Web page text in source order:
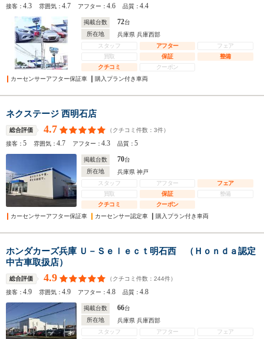
接客：4.3 雰囲気：4.7 アフター：4.6 品質：4.4
掲載台数 72台
所在地
兵庫県 兵庫西部
スタッフ
アフター
フェア
買取
保証
整備
クチコミ
クーポン
カーセンサーアフター保証車
購入プラン付き車両
ネクステージ 西明石店
総合評価 4.7 （クチコミ件数： 3件）
接客：5 雰囲気：4.7 アフター：4.3 品質：5
掲載台数 70台
所在地
兵庫県 神戸
スタッフ
アフター
フェア
買取
保証
整備
クチコミ
クーポン
カーセンサーアフター保証車
カーセンサー認定車 購入プラン付き車両
ホンダカーズ兵庫 Ｕ－Ｓｅｌｅｃｔ明石西 （Ｈｏｎｄａ認定
中古車取扱店）
総合評価 4.9 （クチコミ件数： 244件）
接客：4.9 雰囲気：4.9 アフター：4.8 品質：4.8
掲載台数 66台
所在地
兵庫県 兵庫西部
スタッフ
アフター
フェア